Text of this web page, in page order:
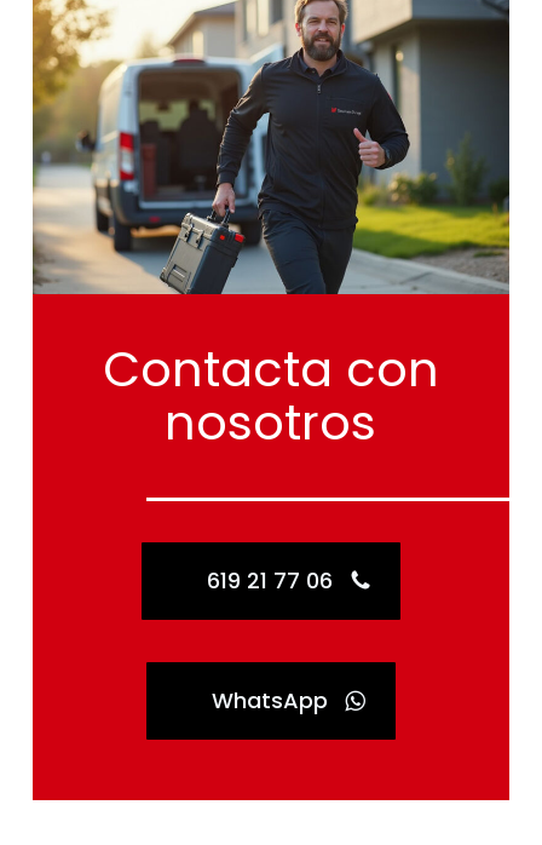
Contacta con
nosotros
619 21 77 06
WhatsApp